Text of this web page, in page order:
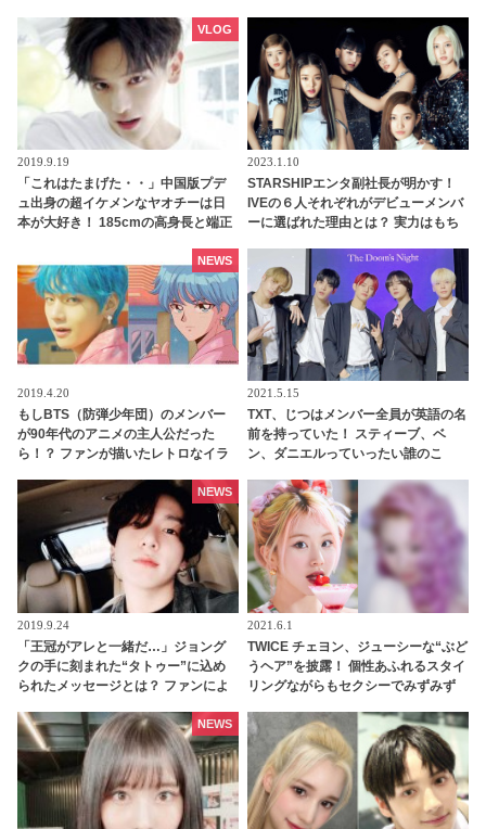
た… ファンが一瞬でパニックになっ
たその驚きのワンシーンとは
2019.9.19
「これはたまげた・・」中国版プデ
ュ出身の超イケメンなヤオチーは日
本が大好き！ 185cmの高身長と端正
VLOG
2023.1.10
STARSHIPエンタ副社長が明かす！
IVEの６人それぞれがデビューメンバ
ーに選ばれた理由とは？ 実力はもち
い努力、勤勉さ、情熱・・ 納得のワ
ケが明かされる
2019.4.20
もしBTS（防弾少年団）のメンバー
が90年代のアニメの主人公だった
ら！？ ファンが描いたレトロなイラ
NEWS
2021.5.15
TXT、じつはメンバー全員が英語の名
前を持っていた！ スティーブ、ベ
ン、ダニエルっていったい誰のこ
ほえましい姿も公開
2019.9.24
「王冠がアレと一緒だ…」ジョング
クの手に刻まれた“タトゥー”に込め
られたメッセージとは？ ファンによ
NEWS
2021.6.1
TWICE チェヨン、ジューシーな“ぶど
うヘア”を披露！ 個性あふれるスタイ
リングながらもセクシーでみずみず
NEWS